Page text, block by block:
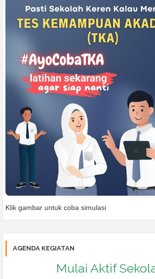
Klik gambar untuk coba simulasi
AGENDA KEGIATAN
Mulai Aktif